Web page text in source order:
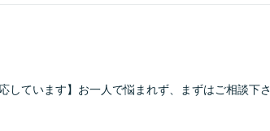
しています】お一人で悩まれず、まずはご相談下さ